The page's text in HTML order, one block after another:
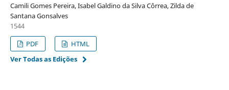
Camili Gomes Pereira, Isabel Galdino da Silva Côrrea, Zilda de
Santana Gonsalves
1544
PDF
HTML
Ver Todas as Edições